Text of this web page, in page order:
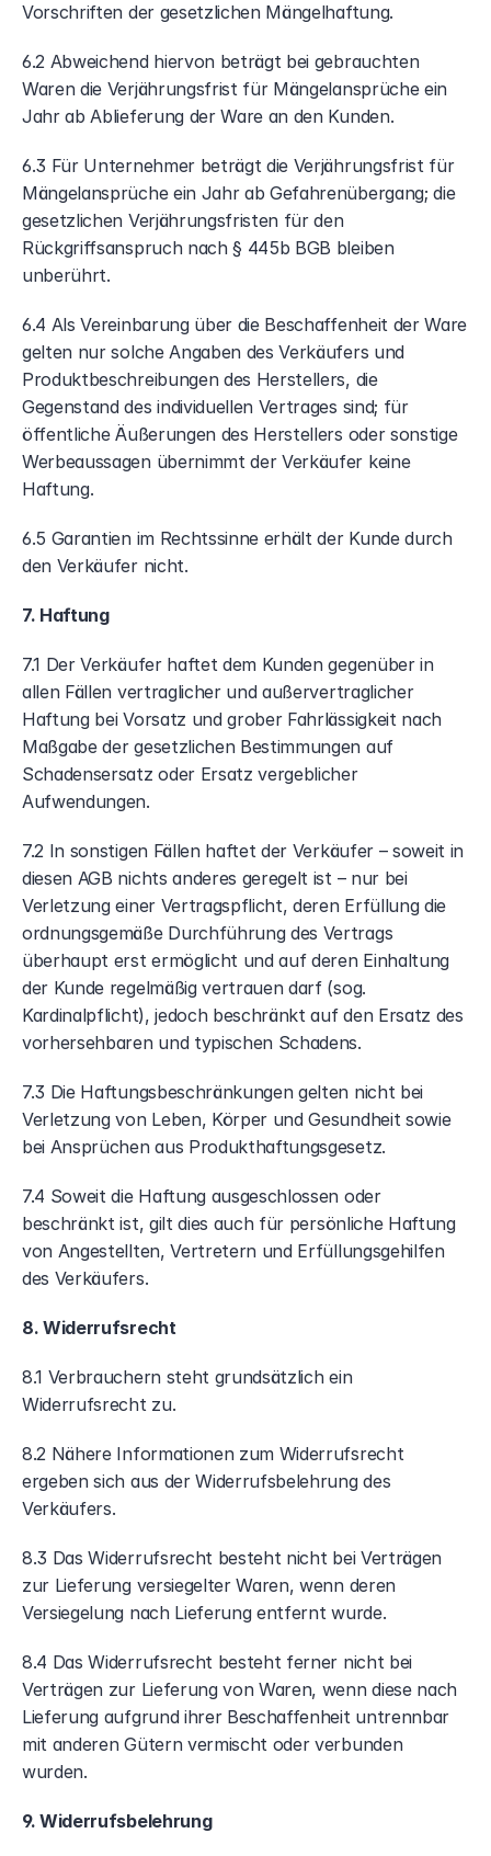
Vorschriften der gesetzlichen Mängelhaftung.
6.2 Abweichend hiervon beträgt bei gebrauchten
Waren die Verjährungsfrist für Mängelansprüche ein
Jahr ab Ablieferung der Ware an den Kunden.
6.3 Für Unternehmer beträgt die Verjährungsfrist für
Mängelansprüche ein Jahr ab Gefahrenübergang; die
gesetzlichen Verjährungsfristen für den
Rückgriffsanspruch nach § 445b BGB bleiben
unberührt.
6.4 Als Vereinbarung über die Beschaffenheit der Ware
gelten nur solche Angaben des Verkäufers und
Produktbeschreibungen des Herstellers, die
Gegenstand des individuellen Vertrages sind; für
öffentliche Äußerungen des Herstellers oder sonstige
Werbeaussagen übernimmt der Verkäufer keine
Haftung.
6.5 Garantien im Rechtssinne erhält der Kunde durch
den Verkäufer nicht.
7. Haftung
7.1 Der Verkäufer haftet dem Kunden gegenüber in
allen Fällen vertraglicher und außervertraglicher
Haftung bei Vorsatz und grober Fahrlässigkeit nach
Maßgabe der gesetzlichen Bestimmungen auf
Schadensersatz oder Ersatz vergeblicher
Aufwendungen.
7.2 In sonstigen Fällen haftet der Verkäufer – soweit in
diesen AGB nichts anderes geregelt ist – nur bei
Verletzung einer Vertragspflicht, deren Erfüllung die
ordnungsgemäße Durchführung des Vertrags
überhaupt erst ermöglicht und auf deren Einhaltung
der Kunde regelmäßig vertrauen darf (sog.
Kardinalpflicht), jedoch beschränkt auf den Ersatz des
vorhersehbaren und typischen Schadens.
7.3 Die Haftungsbeschränkungen gelten nicht bei
Verletzung von Leben, Körper und Gesundheit sowie
bei Ansprüchen aus Produkthaftungsgesetz.
7.4 Soweit die Haftung ausgeschlossen oder
beschränkt ist, gilt dies auch für persönliche Haftung
von Angestellten, Vertretern und Erfüllungsgehilfen
des Verkäufers.
8. Widerrufsrecht
8.1 Verbrauchern steht grundsätzlich ein
Widerrufsrecht zu.
8.2 Nähere Informationen zum Widerrufsrecht
ergeben sich aus der Widerrufsbelehrung des
Verkäufers.
8.3 Das Widerrufsrecht besteht nicht bei Verträgen
zur Lieferung versiegelter Waren, wenn deren
Versiegelung nach Lieferung entfernt wurde.
8.4 Das Widerrufsrecht besteht ferner nicht bei
Verträgen zur Lieferung von Waren, wenn diese nach
Lieferung aufgrund ihrer Beschaffenheit untrennbar
mit anderen Gütern vermischt oder verbunden
wurden.
9. Widerrufsbelehrung